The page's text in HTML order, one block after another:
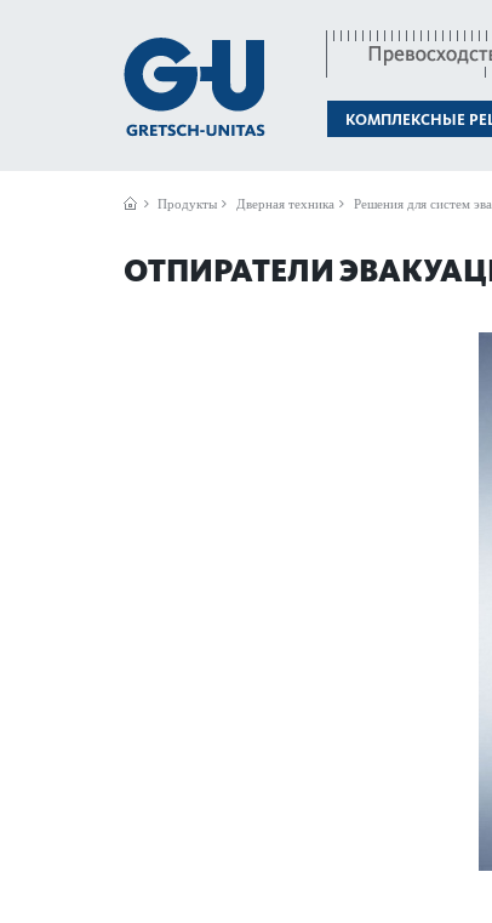
КОМПЛЕКСНЫЕ
Продукты Дверная техника Решения для систем
ОТПИРАТЕЛИ